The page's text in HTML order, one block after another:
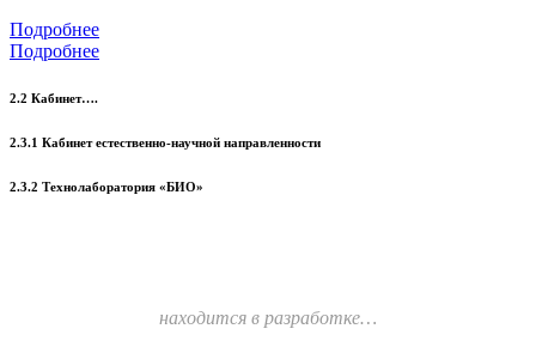
Подробнее
Подробнее
2.2 Кабинет….
2.3.1 Кабинет естественно-научной направленности
2.3.2 Технолаборатория «БИО»
находится в разработке…